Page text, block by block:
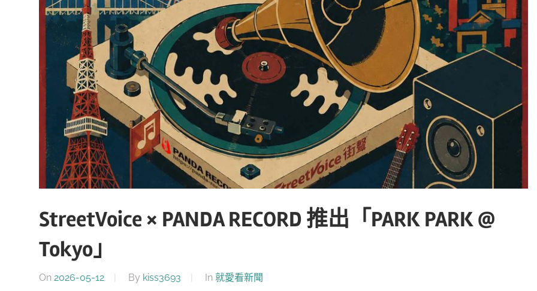
StreetVoice × PANDA RECORD 推出「PARK PARK @
Tokyo」
On 2026-05-12 By kiss3693 In 就愛看新聞